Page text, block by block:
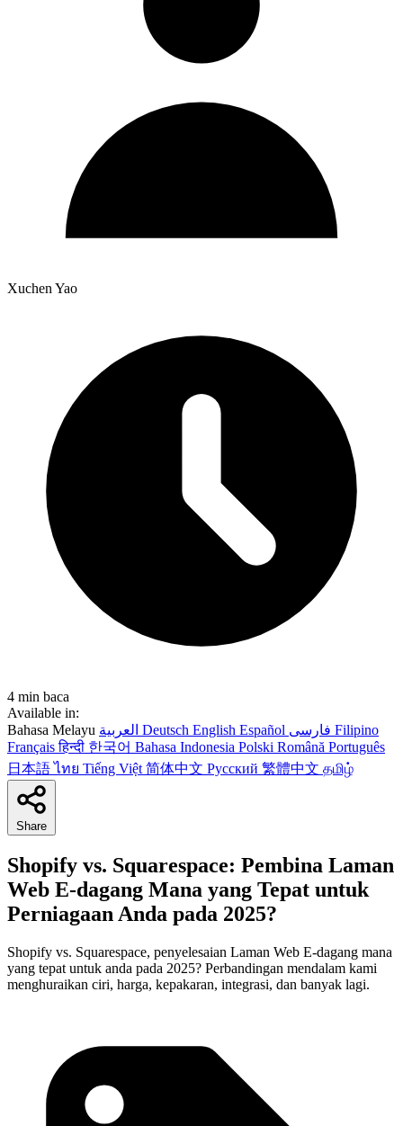
Xuchen Yao
4 min baca
Available in:
Bahasa Melayu
Deutsch English Español
Filipino
Françaisहिन्दी 한국어 Bahasa Indonesia Polski Română Português
日本語ไทย Tiếng Việt 简体中文 Русский 繁體中文 தமிழ்
Share
Shopify vs. Squarespace: Pembina Laman
Web E-dagang Mana yang Tepat untuk
Perniagaan Anda pada 2025?
Shopify vs. Squarespace, penyelesaian Laman Web E-dagang mana
yang tepat untuk anda pada 2025? Perbandingan mendalam kami
menghuraikan ciri, harga, kepakaran, integrasi, dan banyak lagi.